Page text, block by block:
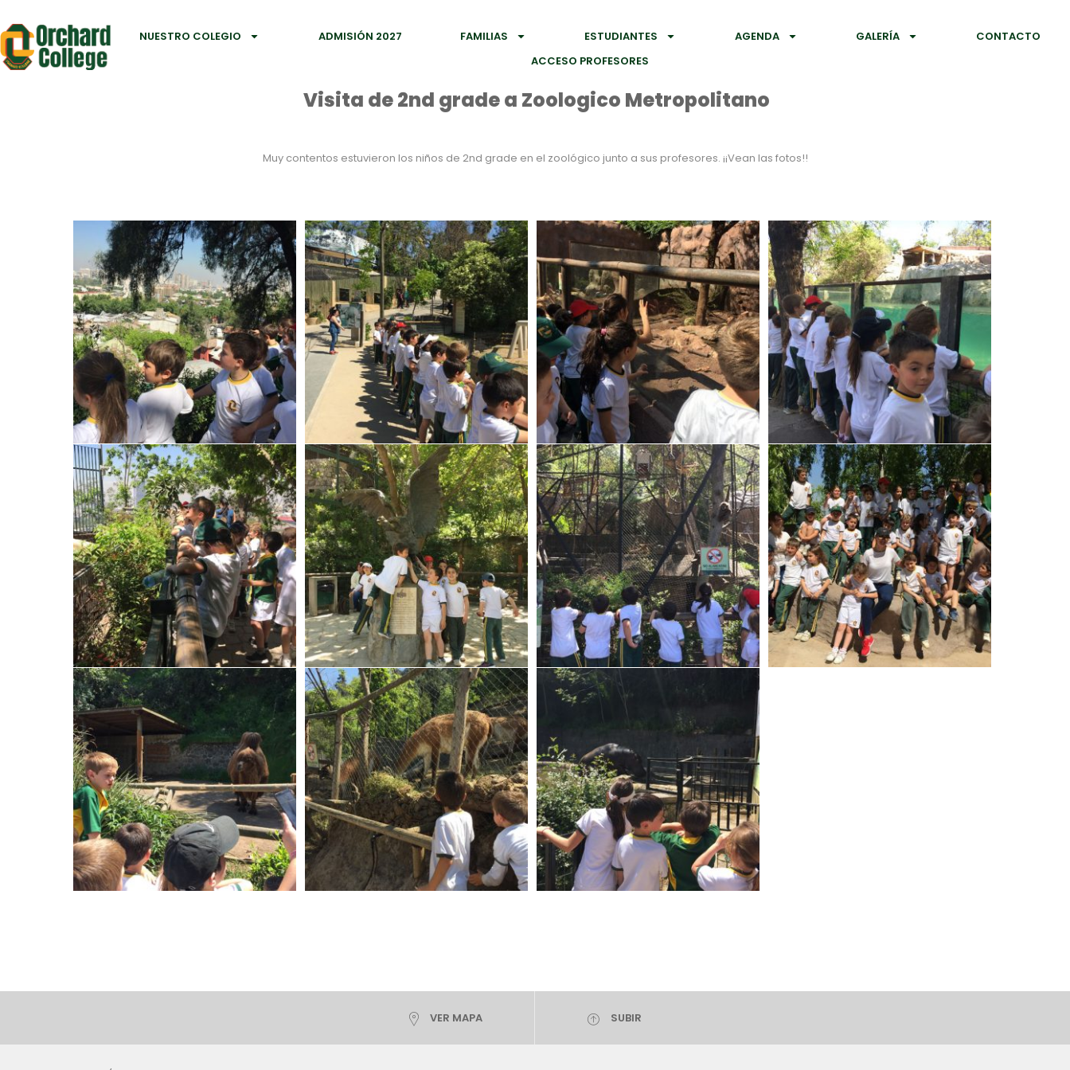
NUESTRO COLEGIO ADMISIÓN 2027 FAMILIAS ESTUDIANTES AGENDA GALERÍA
CONTACTO
ACCESO PROFESORES
Visita de 2nd grade a Zoologico Metropolitano
Muy contentos estuvieron los niños de 2nd grade en el zoológico junto a sus profesores. ¡¡Vean las fotos!!
VER MAPA SUBIR